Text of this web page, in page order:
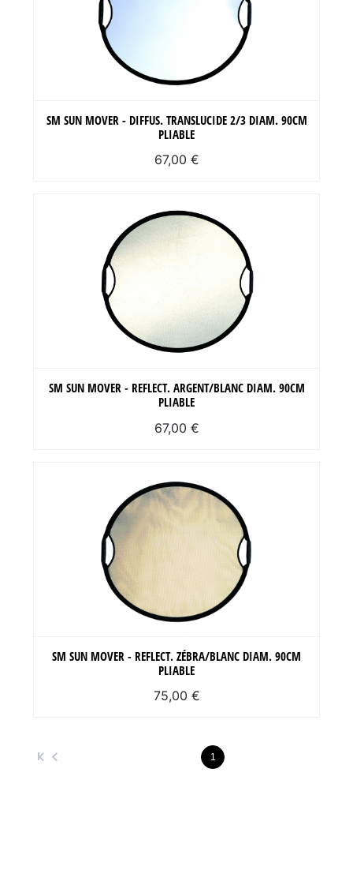
SM SUN MOVER - DIFFUS. TRANSLUCIDE 2/3 DIAM. 90CM
PLIABLE
67,00 €
SM SUN MOVER - REFLECT. ARGENT/BLANC DIAM. 90CM
PLIABLE
67,00 €
SM SUN MOVER - REFLECT. ZÉBRA/BLANC DIAM. 90CM
PLIABLE
75,00 €
1